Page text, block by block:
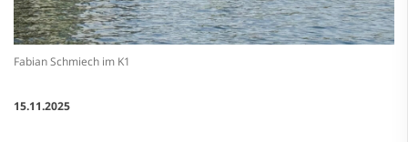
Fabian Schmiech im K1
15.11.2025